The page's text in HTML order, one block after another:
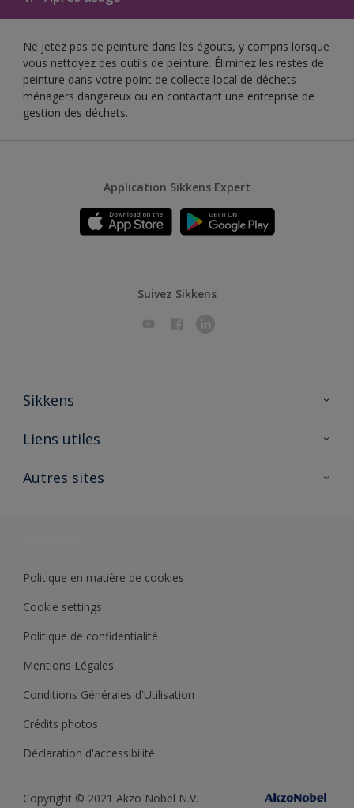
Ne jetez pas de peinture dans les égouts, y compris lorsque
vous nettoyez des outils de peinture. Éliminez les restes de
peinture dans votre point de collecte local de déchets
ménagers dangereux ou en contactant une entreprise de
gestion des déchets.
Application Sikkens Expert
Suivez Sikkens
Sikkens
A propos de Sikkens
Liens utiles
Ouvrir un magasin PASS
Autres sites
Politique en matière de cookies
Cookie settings
Politique de confidentialité
Mentions Légales
Conditions Générales d'Utilisation
Crédits photos
Déclaration d'accessibilité
Copyright © 2021 Akzo Nobel N.V.